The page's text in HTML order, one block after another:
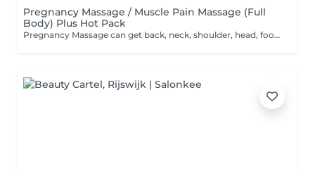
Pregnancy Massage / Muscle Pain Massage (Full
Body) Plus Hot Pack
Pregnancy Massage can get back, neck, shoulder, head, foot massages and almost any other part of their body. This is a relaxing massage that does not focus on acupressure. This is a massage program specifically for pregnant women.